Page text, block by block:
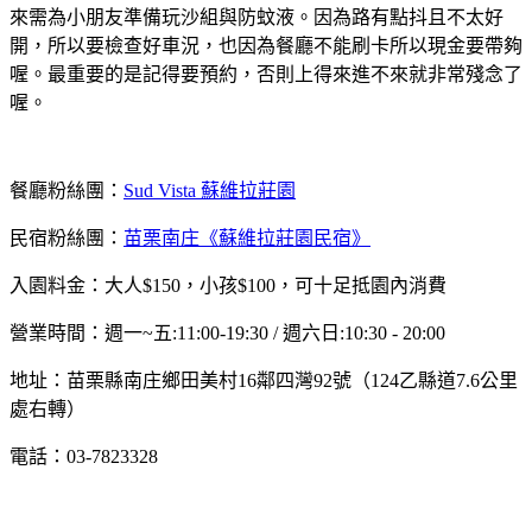
來需為小朋友準備玩沙組與防蚊液。因為路有點抖且不太好
開，所以要檢查好車況，也因為餐廳不能刷卡所以現金要帶夠
喔。最重要的是記得要預約，否則上得來進不來就非常殘念了
喔。
餐廳粉絲團： Sud Vista 蘇維拉莊園
民宿粉絲團： 苗栗南庄《蘇維拉莊園民宿》
入園料金：大人$150，小孩$100，可十足抵園內消費
營業時間：週一~五:11:00-19:30 / 週六日:10:30 - 20:00
地址：苗栗縣南庄鄉田美村16鄰四灣92號（124乙縣道7.6公里
處右轉）
電話：03-7823328